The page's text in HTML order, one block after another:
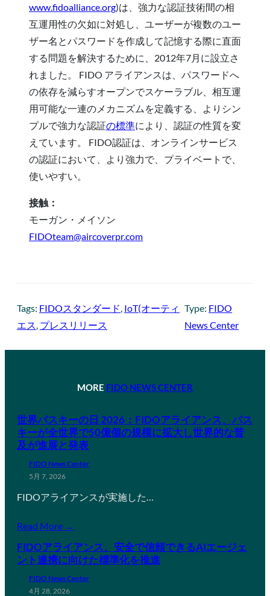
www.fidoalliance.org)は、強力な認証技術間の相
互運用性の欠如に対処し、ユーザーが複数のユー
ザー名とパスワードを作成して記憶する際に直面
する問題を解決するために、2012年7月に設立さ
れました。 FIDO アライアンスは、パスワードへ
の依存を減らすオープンでスケーラブル、相互運
用可能な一連のメカニズムを定義する、よりシン
プルで強力な認証の標準により、認証の性質を変
えています。 FIDO認証は、オンラインサービス
の認証において、より強力で、プライベートで、
使いやすい。
接触：
モーガン・メイソン
FIDOteam@aircoverpr.com
Tags: FIDOスタンダード IoT(オーティ
エス プレスリリース
Type: FIDO
News Center
MORE FIDO NEWS CENTER
世界パスキーの日 2026：FIDOアライアンス、パス
キーが全世界で50億個の規模に拡大し世界的な普
及が進展と発表
FIDO News Center
5月 7, 2026
FIDOアライアンスが実施した…
Read More →
FIDOアライアンス、安全で信頼できるAIエージェ
ント連携に向けた標準化を推進
FIDO News Center
4月 28, 2026